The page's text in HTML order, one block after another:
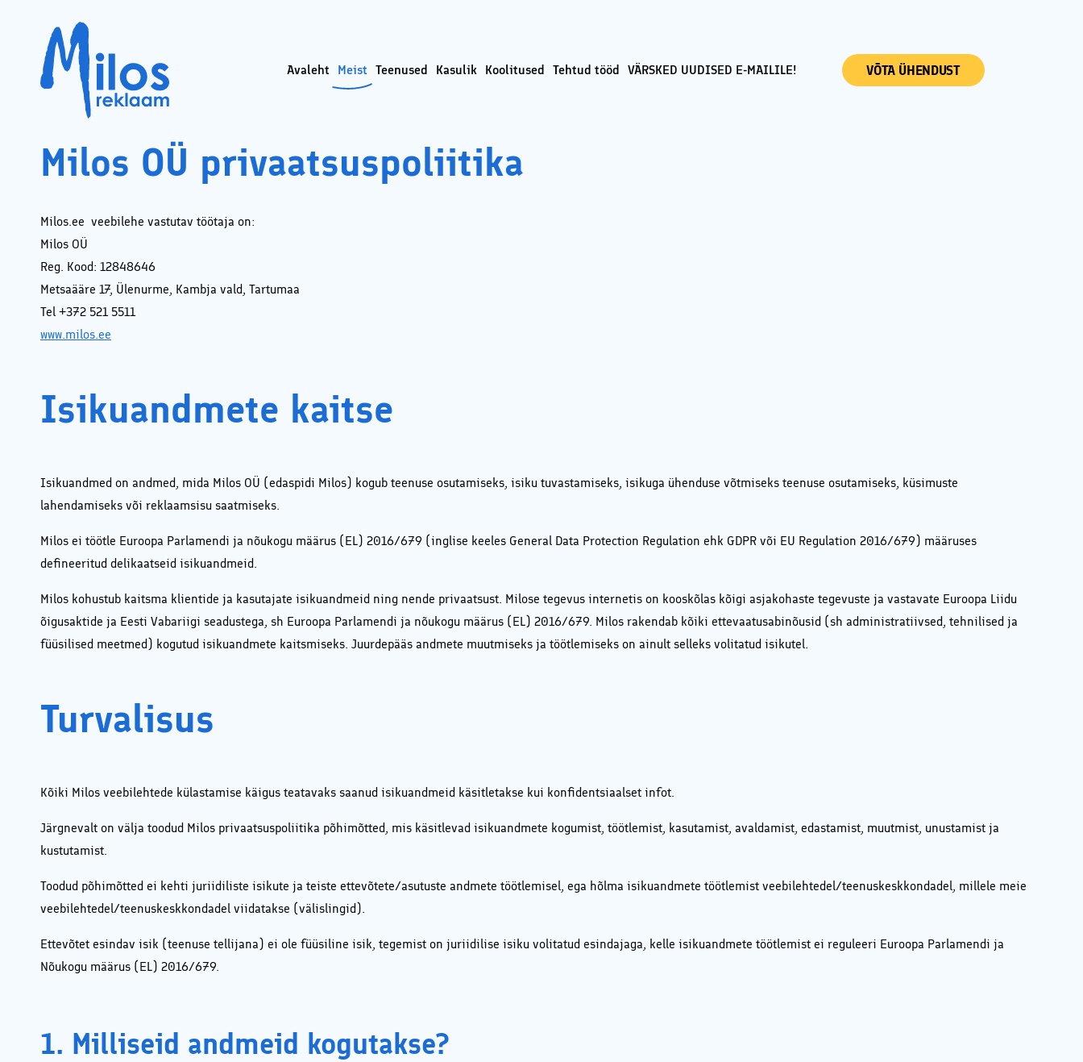
Avaleht Meist Teenused
Facebooki reklaam ehk tasulise
Facebooki kampaania läbiviimine
Kodulehtede tegemine ja tehniline
Kasulik Koolitused
Sotsiaalmeedia koolitus veebis –
turundamine Facebookis ja
Instagramis
Tehtud tööd VÄRSKED UUDISED E-MAILILE! VÕTA ÜHENDUST
Milos OÜ privaatsuspoliitika
Milos.ee veebilehe vastutav töötaja on:
Milos OÜ
Reg. Kood: 12848646
Metsaääre 17, Ülenurme, Kambja vald, Tartumaa
Tel +372 521 5511
www.milos.ee
Isikuandmete kaitse
Isikuandmed on andmed, mida Milos OÜ (edaspidi Milos) kogub teenuse osutamiseks, isiku tuvastamiseks, isikuga ühenduse võtmiseks teenuse osutamiseks, küsimuste
lahendamiseks või reklaamsisu saatmiseks.
Milos ei töötle Euroopa Parlamendi ja nõukogu määrus (EL) 2016/679 (inglise keeles General Data Protection Regulation ehk GDPR või EU Regulation 2016/679) määruses
defineeritud delikaatseid isikuandmeid.
Milos kohustub kaitsma klientide ja kasutajate isikuandmeid ning nende privaatsust. Milose tegevus internetis on kooskõlas kõigi asjakohaste tegevuste ja vastavate Euroopa Liidu
õigusaktide ja Eesti Vabariigi seadustega, sh Euroopa Parlamendi ja nõukogu määrus (EL) 2016/679. Milos rakendab kõiki ettevaatusabinõusid (sh administratiivsed, tehnilised ja
füüsilised meetmed) kogutud isikuandmete kaitsmiseks. Juurdepääs andmete muutmiseks ja töötlemiseks on ainult selleks volitatud isikutel.
Turvalisus
Kõiki Milos veebilehtede külastamise käigus teatavaks saanud isikuandmeid käsitletakse kui konfidentsiaalset infot.
Järgnevalt on välja toodud Milos privaatsuspoliitika põhimõtted, mis käsitlevad isikuandmete kogumist, töötlemist, kasutamist, avaldamist, edastamist, muutmist, unustamist ja
kustutamist.
Toodud põhimõtted ei kehti juriidiliste isikute ja teiste ettevõtete/asutuste andmete töötlemisel, ega hõlma isikuandmete töötlemist veebilehtedel/teenuskeskkondadel, millele meie
veebilehtedel/teenuskeskkondadel viidatakse (välislingid).
Ettevõtet esindav isik (teenuse tellijana) ei ole füüsiline isik, tegemist on juriidilise isiku volitatud esindajaga, kelle isikuandmete töötlemist ei reguleeri Euroopa Parlamendi ja
Nõukogu määrus (EL) 2016/679.
1. Milliseid andmeid kogutakse?